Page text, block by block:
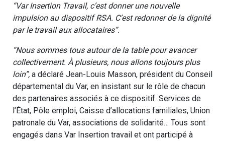
“Var Insertion Travail, c’est donner une nouvelle
impulsion au dispositif RSA. C’est redonner de la dignité
par le travail aux allocataires”.
“Nous sommes tous autour de la table pour avancer
collectivement. À plusieurs, nous allons toujours plus
loin”, a déclaré Jean-Louis Masson, président du Conseil
départemental du Var, en insistant sur le rôle de chacun
des partenaires associés à ce dispositif. Services de
l’État, Pôle emploi, Caisse d’allocations familiales, Union
patronale du Var, associations de solidarité… Tous sont
engagés dans Var Insertion travail et ont participé à